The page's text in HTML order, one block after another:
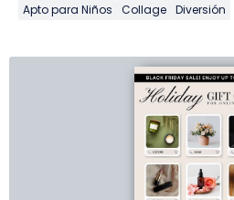
Apto para Niños Collage Diversión